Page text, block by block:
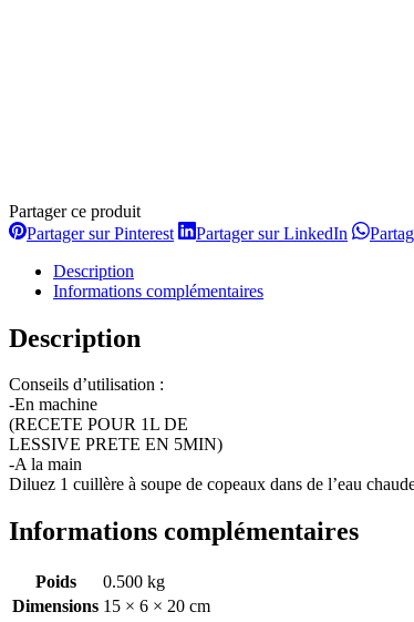
Partager ce produit
Partager sur PinterestPartager
Partager sur LinkedIn Partager
Description
Informations complémentaires
Description
Conseils d’utilisation :
-En machine
(RECETE POUR 1L DE
LESSIVE PRETE EN 5MIN)
-A la main
Diluez 1 cuillère à soupe de copeaux dans de l’eau
Informations complémentaires
Poids
0.500 kg
Dimensions 15 × 6 × 20 cm